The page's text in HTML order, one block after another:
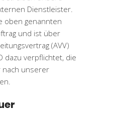
Dienstleister.
oben genannten
und ist über
(AVV)
dazu verpflichtet, die
nach unserer